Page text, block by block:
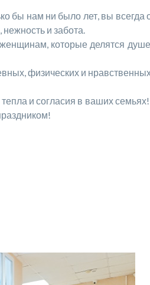
нам ни было лет, вы всегда
и забота.
которые делятся
физических и
и согласия в ваших семьях!